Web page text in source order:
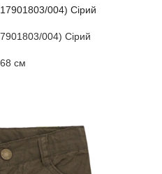
004) Сірий
см